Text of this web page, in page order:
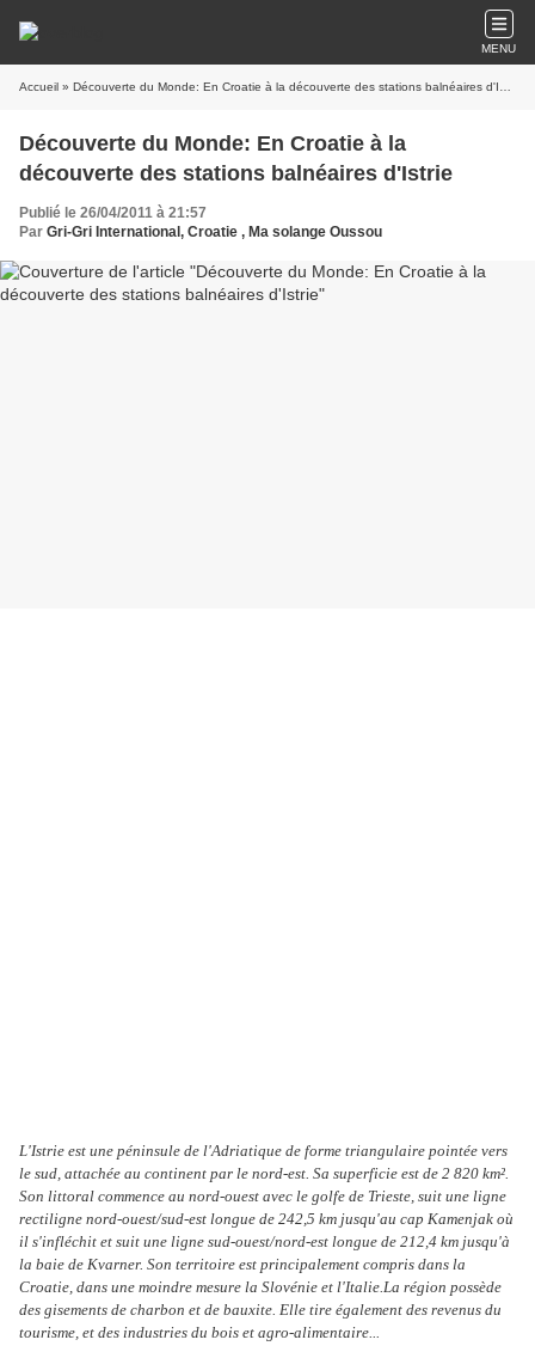
MENU
Accueil » Découverte du Monde: En Croatie à la découverte des stations balnéaires d'Istrie
Découverte du Monde: En Croatie à la
découverte des stations balnéaires d'Istrie
Publié le 26/04/2011 à 21:57
Par Gri-Gri International, Croatie , Ma solange Oussou
L'Istrie est une péninsule de l'Adriatique de forme triangulaire pointée vers
le sud, attachée au continent par le nord-est. Sa superficie est de 2 820 km².
Son littoral commence au nord-ouest avec le golfe de Trieste, suit une ligne
rectiligne nord-ouest/sud-est longue de 242,5 km jusqu'au cap Kamenjak où
il s'infléchit et suit une ligne sud-ouest/nord-est longue de 212,4 km jusqu'à
la baie de Kvarner. Son territoire est principalement compris dans la
Croatie, dans une moindre mesure la Slovénie et l'Italie.La région possède
des gisements de charbon et de bauxite. Elle tire également des revenus du
tourisme, et des industries du bois et agro-alimentaire...